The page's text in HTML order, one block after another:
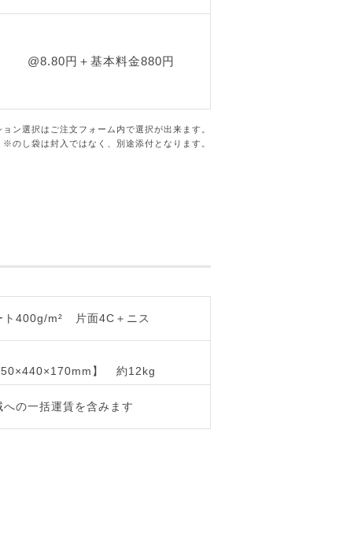
@8.80円＋基本料金880円
ン選択はご注文フォーム内で選択が出来ます。
※のし袋は封入ではなく、別途添付となります。
ト400g/m² 片面4C＋ニス
】
約12kg
への一括運賃を含みます